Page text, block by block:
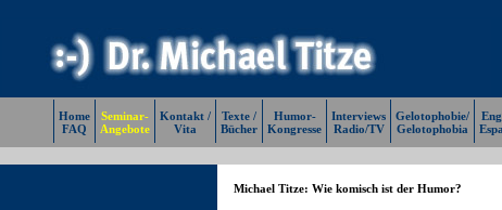
Home
FAQ
Seminar-
Angebote
Kontakt /
Vita
Texte /
Bücher
Humor-
Kongresse
Interviews
Radio/TV
Gelotophobie/
Gelotophobia
Michael Titze: Wie komisch ist der Humor?